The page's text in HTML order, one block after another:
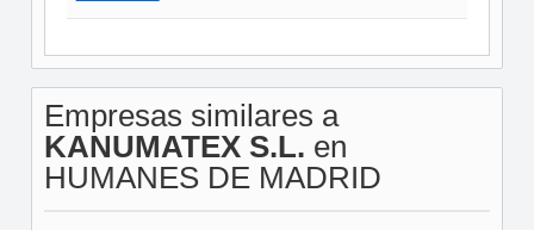
Empresas similares a
KANUMATEX S.L. en
HUMANES DE MADRID